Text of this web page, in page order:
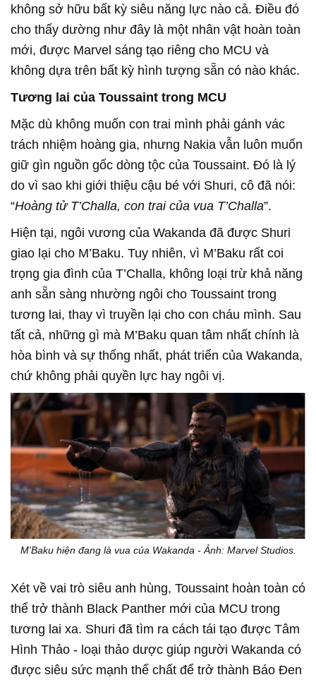
không sở hữu bất kỳ siêu năng lực nào cả. Điều đó
cho thấy dường như đây là một nhân vật hoàn toàn
mới, được Marvel sáng tạo riêng cho MCU và
không dựa trên bất kỳ hình tượng sẵn có nào khác.
Tương lai của Toussaint trong MCU
Mặc dù không muốn con trai mình phải gánh vác
trách nhiệm hoàng gia, nhưng Nakia vẫn luôn muốn
giữ gìn nguồn gốc dòng tộc của Toussaint. Đó là lý
do vì sao khi giới thiệu cậu bé với Shuri, cô đã nói:
“Hoàng tử T’Challa, con trai của vua T’Challa”.
Hiện tại, ngôi vương của Wakanda đã được Shuri
giao lại cho M’Baku. Tuy nhiên, vì M’Baku rất coi
trọng gia đình của T’Challa, không loại trừ khả năng
anh sẵn sàng nhường ngôi cho Toussaint trong
tương lai, thay vì truyền lại cho con cháu mình. Sau
tất cả, những gì mà M’Baku quan tâm nhất chính là
hòa bình và sự thống nhất, phát triển của Wakanda,
chứ không phải quyền lực hay ngôi vị.
M'Baku hiện đang là vua của Wakanda - Ảnh: Marvel Studios.
Xét về vai trò siêu anh hùng, Toussaint hoàn toàn có
thể trở thành Black Panther mới của MCU trong
tương lai xa. Shuri đã tìm ra cách tái tạo được Tâm
Hình Thảo - loại thảo dược giúp người Wakanda có
được siêu sức mạnh thể chất để trở thành Báo Đen